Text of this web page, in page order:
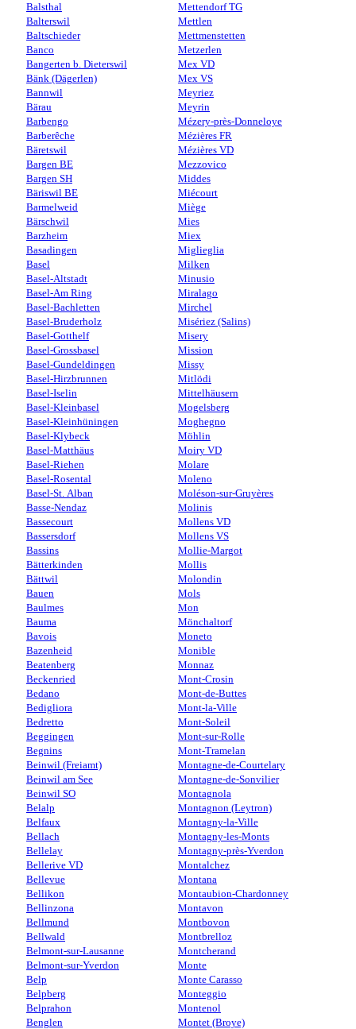
Balsthal
Balterswil
Baltschieder
Banco
Bangerten b. Dieterswil
Bänk (Dägerlen)
Bannwil
Bärau
Barbengo
Barberêche
Bäretswil
Bargen BE
Bargen SH
Bäriswil BE
Barmelweid
Bärschwil
Barzheim
Basadingen
Basel
Basel-Altstadt
Basel-Am Ring
Basel-Bachletten
Basel-Bruderholz
Basel-Gotthelf
Basel-Grossbasel
Basel-Gundeldingen
Basel-Hirzbrunnen
Basel-Iselin
Basel-Kleinbasel
Basel-Kleinhüningen
Basel-Klybeck
Basel-Matthäus
Basel-Riehen
Basel-Rosental
Basel-St. Alban
Basse-Nendaz
Bassecourt
Bassersdorf
Bassins
Bätterkinden
Bättwil
Bauen
Baulmes
Bauma
Bavois
Bazenheid
Beatenberg
Beckenried
Bedano
Bedigliora
Bedretto
Beggingen
Begnins
Beinwil (Freiamt)
Beinwil am See
Beinwil SO
Belalp
Belfaux
Bellach
Bellelay
Bellerive VD
Bellevue
Bellikon
Bellinzona
Bellmund
Bellwald
Belmont-sur-Lausanne
Belmont-sur-Yverdon
Belp
Belpberg
Belprahon
Benglen
Mettendorf TG
Mettlen
Mettmenstetten
Metzerlen
Mex VD
Mex VS
Meyriez
Meyrin
Mézery-près-Donneloye
Mézières FR
Mézières VD
Mezzovico
Middes
Miécourt
Miège
Mies
Miex
Miglieglia
Milken
Minusio
Miralago
Mirchel
Misériez (Salins)
Misery
Mission
Missy
Mitlödi
Mittelhäusern
Mogelsberg
Moghegno
Möhlin
Moiry VD
Molare
Moleno
Moléson-sur-Gruyères
Molinis
Mollens VD
Mollens VS
Mollie-Margot
Mollis
Molondin
Mols
Mon
Mönchaltorf
Moneto
Monible
Monnaz
Mont-Crosin
Mont-de-Buttes
Mont-la-Ville
Mont-Soleil
Mont-sur-Rolle
Mont-Tramelan
Montagne-de-Courtelary
Montagne-de-Sonvilier
Montagnola
Montagnon (Leytron)
Montagny-la-Ville
Montagny-les-Monts
Montagny-près-Yverdon
Montalchez
Montana
Montaubion-Chardonney
Montavon
Montbovon
Montbrelloz
Montcherand
Monte
Monte Carasso
Monteggio
Montenol
Montet (Broye)